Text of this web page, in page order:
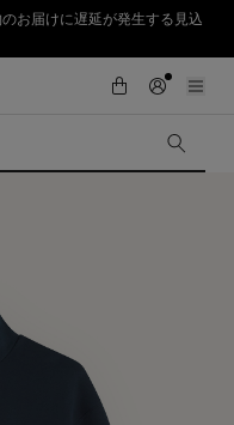
お届けに遅延が発生する見込
人気アイテムが、さらにお買
テムが最大50%OFF。